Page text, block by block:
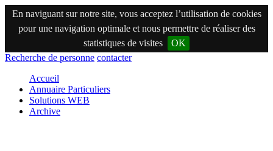
En naviguant sur notre site, vous acceptez l’utilisation de cookies
pour une navigation optimale et nous permettre de réaliser des
statistiques de visites
OK
Recherche de personne contacter
Accueil
Annuaire Particuliers
Solutions WEB
Archive